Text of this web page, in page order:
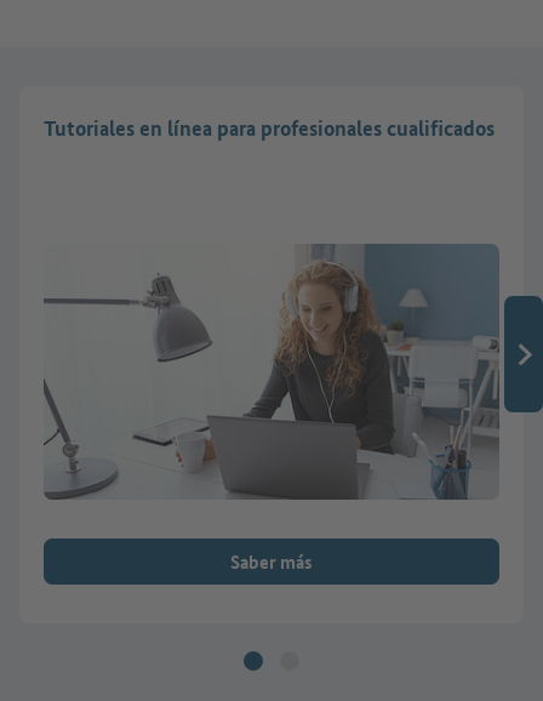
Tutoriales en línea para profesionales cualificados
Saber más